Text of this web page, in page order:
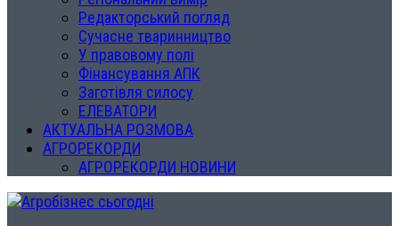
Редакторський погляд
Сучасне тваринництво
У правовому полі
Фінансування АПК
Заготівля силосу
ЕЛЕВАТОРИ
АКТУАЛЬНА РОЗМОВА
АГРОРЕКОРДИ
АГРОРЕКОРДИ НОВИНИ